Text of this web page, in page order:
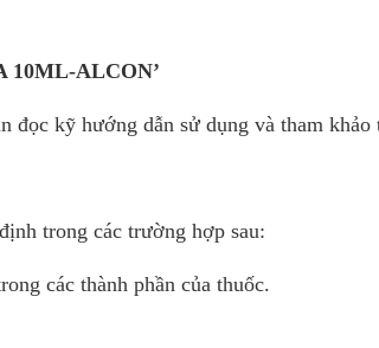
10ML-ALCON’
đọc kỹ hướng dẫn sử dụng và tham
trong các trường hợp sau:
các thành phần của thuốc.